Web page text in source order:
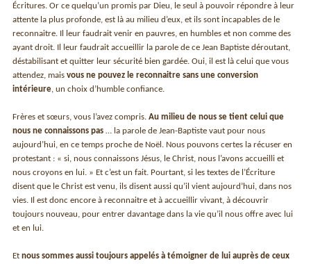
Écritures. Or ce quelqu’un promis par Dieu, le seul à pouvoir répondre à leur
attente la plus profonde, est là au milieu d’eux, et ils sont incapables de le
reconnaitre. Il leur faudrait venir en pauvres, en humbles et non comme des
ayant droit. Il leur faudrait accueillir la parole de ce Jean Baptiste déroutant,
déstabilisant et quitter leur sécurité bien gardée. Oui, il est là celui que vous
attendez, maisvous ne pouvez le reconnaitre sans une conversion
intérieure , un choix d’humble confiance.
Frères et sœurs, vous l’avez compris.Au milieu de nous se tient celui que
nous ne connaissons pas … la parole de Jean-Baptiste vaut pour nous
aujourd’hui, en ce temps proche de Noël. Nous pouvons certes la récuser en
protestant : « si, nous connaissons Jésus, le Christ, nous l’avons accueilli et
nous croyons en lui. » Et c’est un fait. Pourtant, si les textes de l’Écriture
disent que le Christ est venu, ils disent aussi qu’il vient aujourd’hui, dans nos
vies. Il est donc encore à reconnaitre et à accueillir vivant, à découvrir
toujours nouveau, pour entrer davantage dans la vie qu’il nous offre avec lui
et en lui.
Etnous sommes aussi toujours appelés à témoigner de lui auprès de ceux